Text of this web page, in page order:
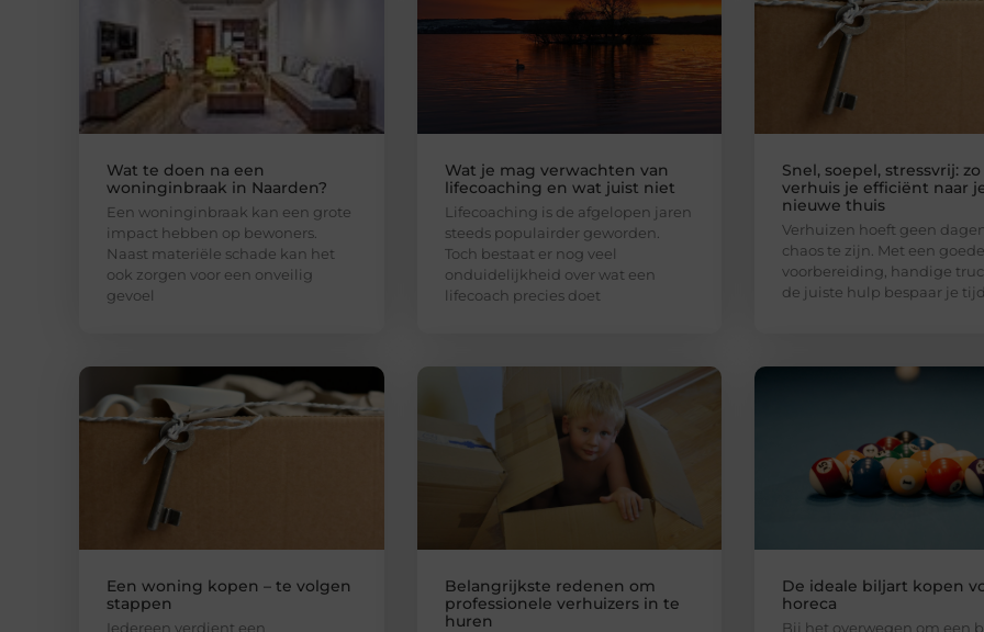
Wat te doen na een
woninginbraak in Naarden?
Een woninginbraak kan een grote
impact hebben op bewoners.
Naast materiële schade kan het
ook zorgen voor een onveilig
gevoel
Wat je mag verwachten van
lifecoaching en wat juist niet
Lifecoaching is de afgelopen jaren
steeds populairder geworden.
Toch bestaat er nog veel
onduidelijkheid over wat een
lifecoach precies doet
Snel, soepel, stressvrij: zo
verhuis je efficiënt naar
nieuwe thuis
Verhuizen hoeft geen
chaos te zijn. Met een goede
voorbereiding, handige
de juiste hulp bespaar je
Een woning kopen – te volgen
stappen
Iedereen verdient een
Belangrijkste redenen om
professionele verhuizers in te
huren
De ideale biljart kopen
horeca
Bij het overwegen om een